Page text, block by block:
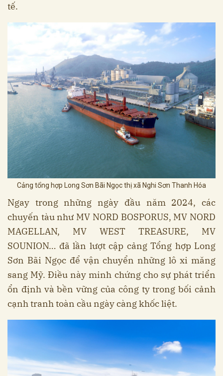
tế.
Cảng tổng hợp Long Sơn Bãi Ngọc thị xã Nghi Sơn Thanh Hóa
Ngay trong những ngày đầu năm 2024, các
chuyến tàu như MV NORD BOSPORUS, MV NORD
MAGELLAN, MV WEST TREASURE, MV
SOUNION… đã lần lượt cập cảng Tổng hợp Long
Sơn Bãi Ngọc để vận chuyển những lô xi măng
sang Mỹ. Điều này minh chứng cho sự phát triển
ổn định và bền vững của công ty trong bối cảnh
cạnh tranh toàn cầu ngày càng khốc liệt.